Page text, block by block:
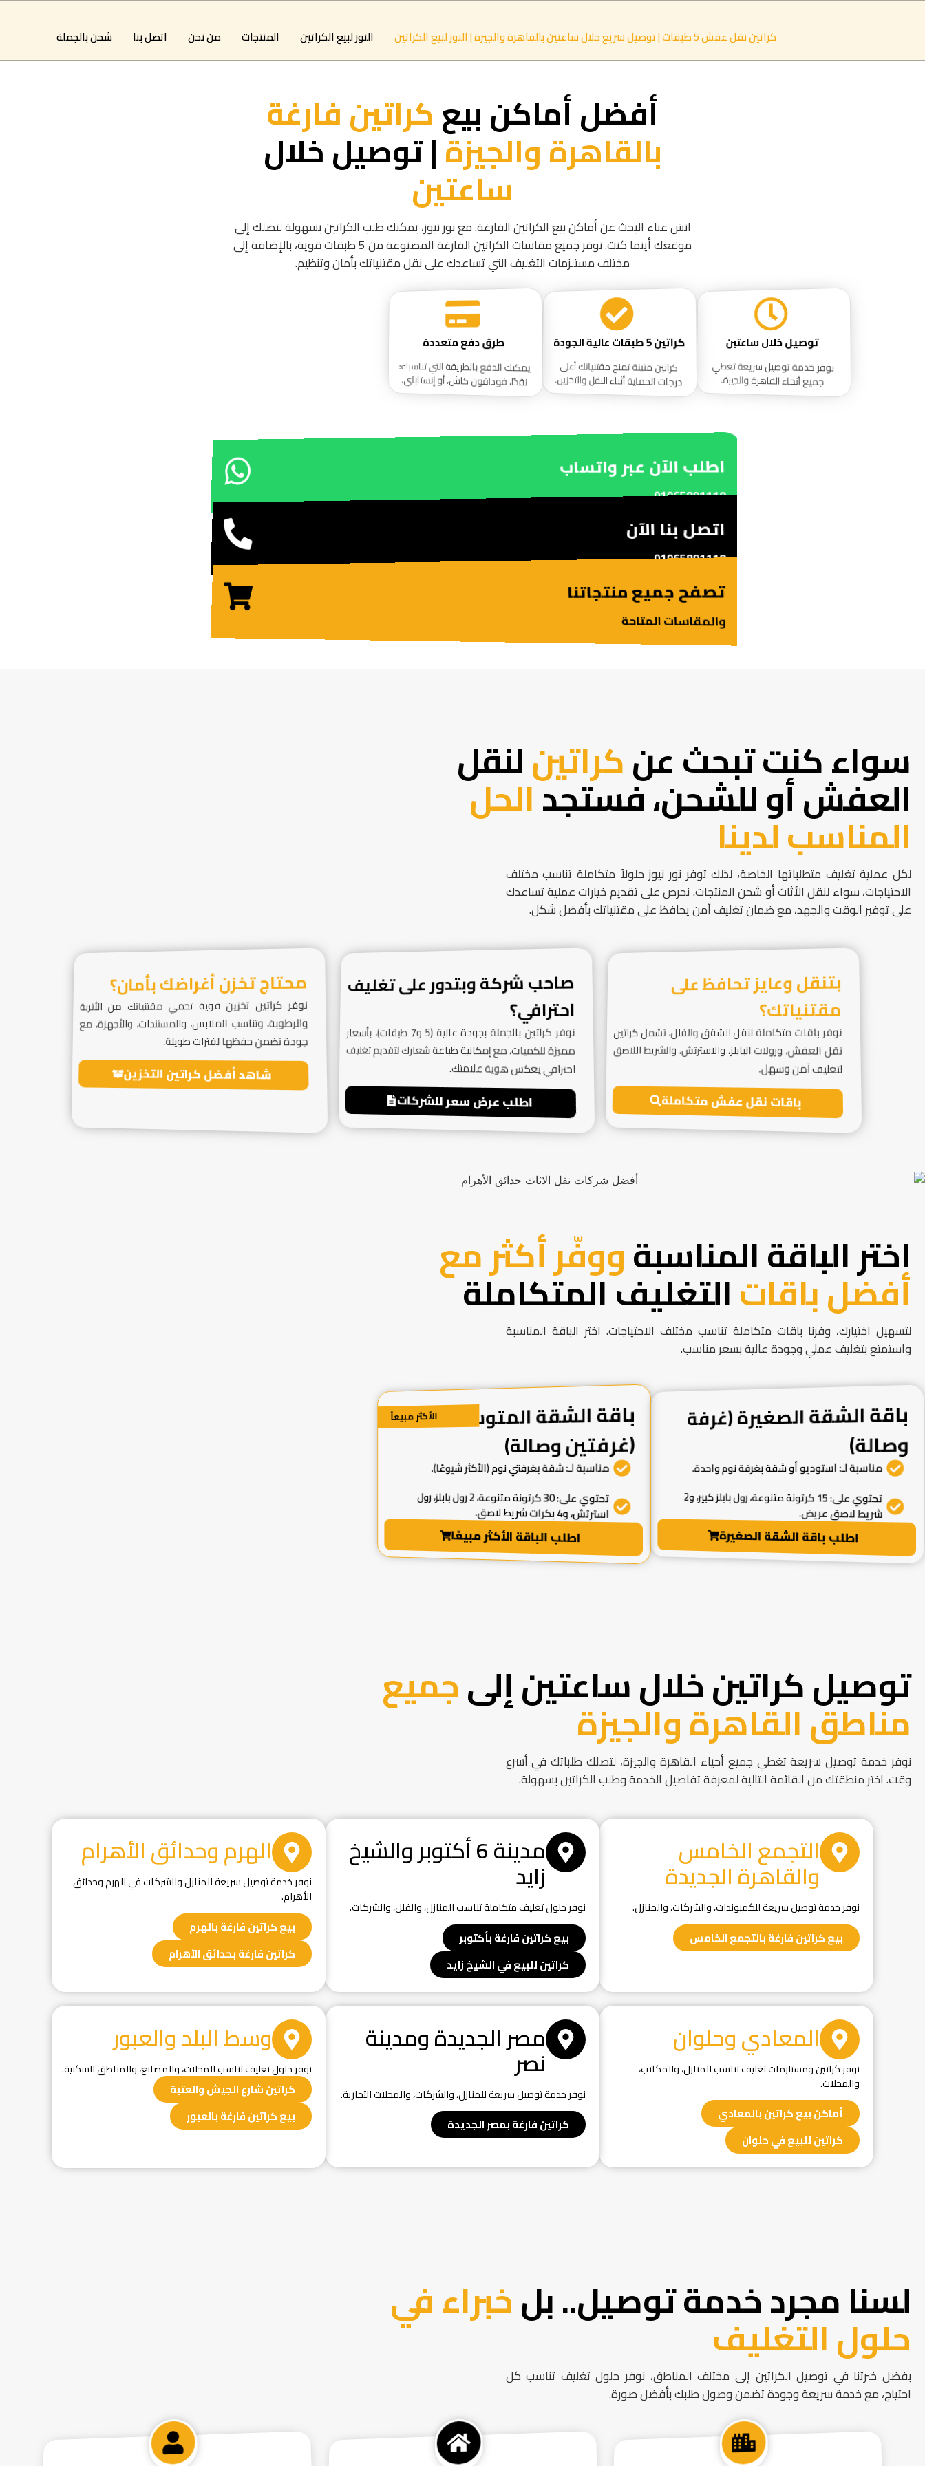
كراتين نقل عفش 5 طبقات | توصيل سريع خلال ساعتين بالقاهرة والجيزة | النور لبيع الكراتين النور لبيع الكراتين المنتجات من نحن اتصل بنا شحن بالجملة
أفضل أماكن بيعكراتين فارغة
بالقاهرة والجيزة| توصيل خلال
ساعتين
انسَ عناء البحث عن أماكن بيع الكراتين الفارغة. مع نور نيوز، يمكنك طلب الكراتين بسهولة لتصلك إلى
موقعك أينما كنت. نوفر جميع مقاسات الكراتين الفارغة المصنوعة من 5 طبقات قوية، بالإضافة إلى
مختلف مستلزمات التغليف التي تساعدك على نقل مقتنياتك بأمان وتنظيم.
توصيل خلال ساعتين
نوفر خدمة توصيل سريعة تغطي
جميع أنحاء القاهرة والجيزة.
كراتين 5 طبقات عالية الجودة
كراتين متينة تمنح مقتنياتك أعلى
درجات الحماية أثناء النقل والتخزين.
طرق دفع متعددة
يمكنك الدفع بالطريقة التي تناسبك:
نقدًا، فودافون كاش، أو إنستاباي.
اطلب الآن عبر واتساب
01065891118
اتصل بنا الآن
01065891118
تصفح جميع منتجاتنا
والمقاسات المتاحة
سواء كنت تبحث عنكراتينلنقل
العفش أو للشحن، فستجدالحل
المناسب لدينا
لكل عملية تغليف متطلباتها الخاصة، لذلك توفر نور نيوز حلولاً متكاملة تناسب مختلف
الاحتياجات، سواء لنقل الأثاث أو شحن المنتجات. نحرص على تقديم خيارات عملية تساعدك
على توفير الوقت والجهد، مع ضمان تغليف آمن يحافظ على مقتنياتك بأفضل شكل.
بتنقل وعايز تحافظ على
مقتنياتك؟
نوفر باقات متكاملة لنقل الشقق والفلل، تشمل كراتين
نقل العفش، ورولات البابلز، والاسترتش، والشريط اللاصق
لتغليف آمن وسهل.
باقات نقل عفش متكاملة
صاحب شركة وبتدور على تغليف
احترافي؟
نوفر كراتين بالجملة بجودة عالية (5 و7 طبقات)، بأسعار
مميزة للكميات، مع إمكانية طباعة شعارك لتقديم تغليف
احترافي يعكس هوية علامتك.
اطلب عرض سعر للشركات
محتاج تخزن أغراضك بأمان؟
نوفر كراتين تخزين قوية تحمي مقتنياتك من الأتربة
والرطوبة، وتناسب الملابس، والمستندات، والأجهزة، مع
جودة تضمن حفظها لفترات طويلة.
شاهد أفضل كراتين التخزين
اختر الباقة المناسبةووفّر أكثر مع
أفضل باقاتالتغليف المتكاملة
لتسهيل اختيارك، وفرنا باقات متكاملة تناسب مختلف الاحتياجات. اختر الباقة المناسبة
واستمتع بتغليف عملي وجودة عالية بسعر مناسب.
باقة الشقة الصغيرة (غرفة
وصالة)
مناسبة لـ: استوديو أو شقة بغرفة نوم واحدة.
تحتوي على: 15 كرتونة متنوعة، رول بابلز كبير، و2
شريط لاصق عريض.
اطلب باقة الشقة الصغيرة
باقة الشقة المتوسطة
(غرفتين وصالة)
الأكثر مبيعاً
مناسبة لـ: شقة بغرفتي نوم (الأكثر شيوعًا).
تحتوي على: 30 كرتونة متنوعة، 2 رول بابلز، رول
استرتش، و4 بكرات شريط لاصق.
اطلب الباقة الأكثر مبيعًا
توصيل كراتين خلال ساعتين إلىجميع
مناطق القاهرة والجيزة
نوفر خدمة توصيل سريعة تغطي جميع أحياء القاهرة والجيزة، لتصلك طلباتك في أسرع
وقت. اختر منطقتك من القائمة التالية لمعرفة تفاصيل الخدمة وطلب الكراتين بسهولة.
التجمع الخامس
والقاهرة الجديدة
نوفر خدمة توصيل سريعة للكمبوندات، والشركات، والمنازل.
بيع كراتين فارغة بالتجمع الخامس
مدينة 6 أكتوبر والشيخ
زايد
نوفر حلول تغليف متكاملة تناسب المنازل، والفلل، والشركات.
بيع كراتين فارغة بأكتوبر
كراتين للبيع في الشيخ زايد
الهرم وحدائق الأهرام
نوفر خدمة توصيل سريعة للمنازل والشركات في الهرم وحدائق
الأهرام.
بيع كراتين فارغة بالهرم
كراتين فارغة بحدائق الأهرام
المعادي وحلوان
نوفر كراتين ومستلزمات تغليف تناسب المنازل، والمكاتب،
والمحلات.
أماكن بيع كراتين بالمعادي
كراتين للبيع في حلوان
مصر الجديدة ومدينة
نصر
نوفر خدمة توصيل سريعة للمنازل، والشركات، والمحلات التجارية.
كراتين فارغة بمصر الجديدة
وسط البلد والعبور
نوفر حلول تغليف تناسب المحلات، والمصانع، والمناطق السكنية.
كراتين شارع الجيش والعتبة
بيع كراتين فارغة بالعبور
لسنا مجرد خدمة توصيل.. بلخبراء في
حلول التغليف
بفضل خبرتنا في توصيل الكراتين إلى مختلف المناطق، نوفر حلول تغليف تناسب كل
احتياج، مع خدمة سريعة وجودة تضمن وصول طلبك بأفضل صورة.